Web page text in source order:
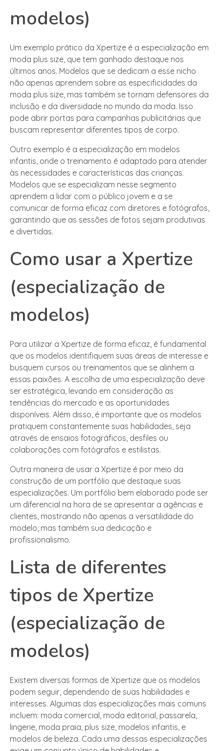
modelos)
Um exemplo prático da Xpertize é a especialização em
moda plus size, que tem ganhado destaque nos
últimos anos. Modelos que se dedicam a esse nicho
não apenas aprendem sobre as especificidades da
moda plus size, mas também se tornam defensores da
inclusão e da diversidade no mundo da moda. Isso
pode abrir portas para campanhas publicitárias que
buscam representar diferentes tipos de corpo.
Outro exemplo é a especialização em modelos
infantis, onde o treinamento é adaptado para atender
às necessidades e características das crianças.
Modelos que se especializam nesse segmento
aprendem a lidar com o público jovem e a se
comunicar de forma eficaz com diretores e fotógrafos,
garantindo que as sessões de fotos sejam produtivas
e divertidas.
Como usar a Xpertize
(especialização de
modelos)
Para utilizar a Xpertize de forma eficaz, é fundamental
que os modelos identifiquem suas áreas de interesse e
busquem cursos ou treinamentos que se alinhem a
essas paixões. A escolha de uma especialização deve
ser estratégica, levando em consideração as
tendências do mercado e as oportunidades
disponíveis. Além disso, é importante que os modelos
pratiquem constantemente suas habilidades, seja
através de ensaios fotográficos, desfiles ou
colaborações com fotógrafos e estilistas.
Outra maneira de usar a Xpertize é por meio da
construção de um portfólio que destaque suas
especializações. Um portfólio bem elaborado pode ser
um diferencial na hora de se apresentar a agências e
clientes, mostrando não apenas a versatilidade do
modelo, mas também sua dedicação e
profissionalismo.
Lista de diferentes
tipos de Xpertize
(especialização de
modelos)
Existem diversas formas de Xpertize que os modelos
podem seguir, dependendo de suas habilidades e
interesses. Algumas das especializações mais comuns
incluem: moda comercial, moda editorial, passarela,
lingerie, moda praia, plus size, modelos infantis, e
modelos de beleza. Cada uma dessas especializações